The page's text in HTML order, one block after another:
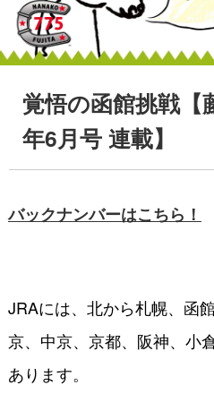
覚悟の函館挑戦【
年6月号 連載】
バックナンバーはこちら！
JRAには、北から札幌、函
京、中京、京都、阪神、小
あります。